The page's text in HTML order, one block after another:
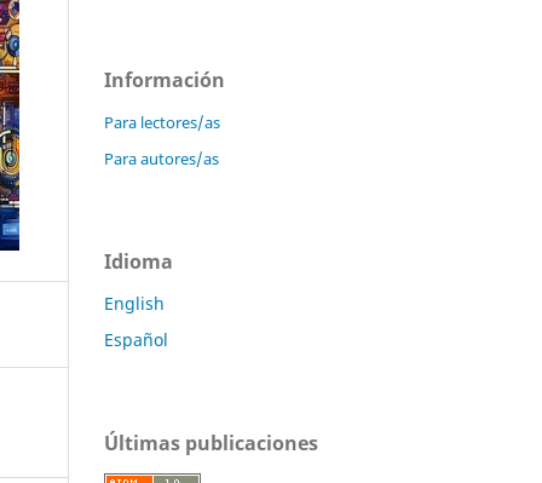
Información
Para lectores/as
Para autores/as
Idioma
English
Español
Últimas publicaciones